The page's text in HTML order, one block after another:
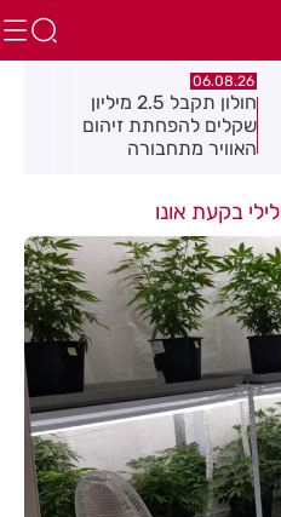
06.08.26
חולון תקבל 2.5 מיליון
שקלים להפחתת זיהום
האוויר מתחבורה
בקעת אונו